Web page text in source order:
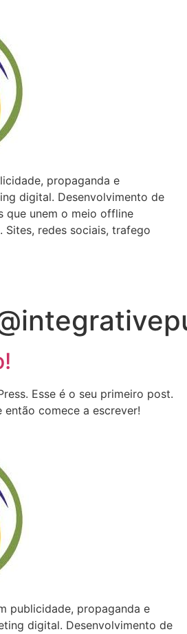
propaganda e
digital. Desenvolvimento de
que unem o meio offline
Sites, redes sociais, trafego
Esse é o seu primeiro post.
comece a escrever!
publicidade, propaganda e
digital. Desenvolvimento de